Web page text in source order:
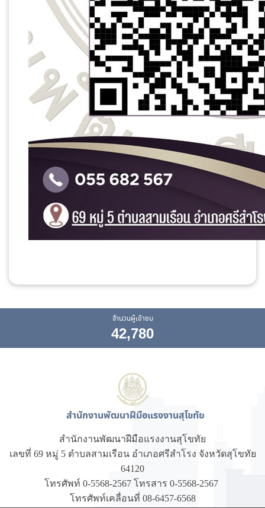
จำนวนผู้เข้าชม
42,780
สำนักงานพัฒนาฝีมือแรงงานสุโขทัย
สำนักงานพัฒนาฝีมือแรงงานสุโขทัย
เลขที่ 69 หมู่ 5 ตำบลสามเรือน อำเภอศรีสำโรง จังหวัดสุโขทัย
64120
โทรศัพท์ 0-5568-2567 โทรสาร 0-5568-2567
โทรศัพท์เคลื่อนที่ 08-6457-6568